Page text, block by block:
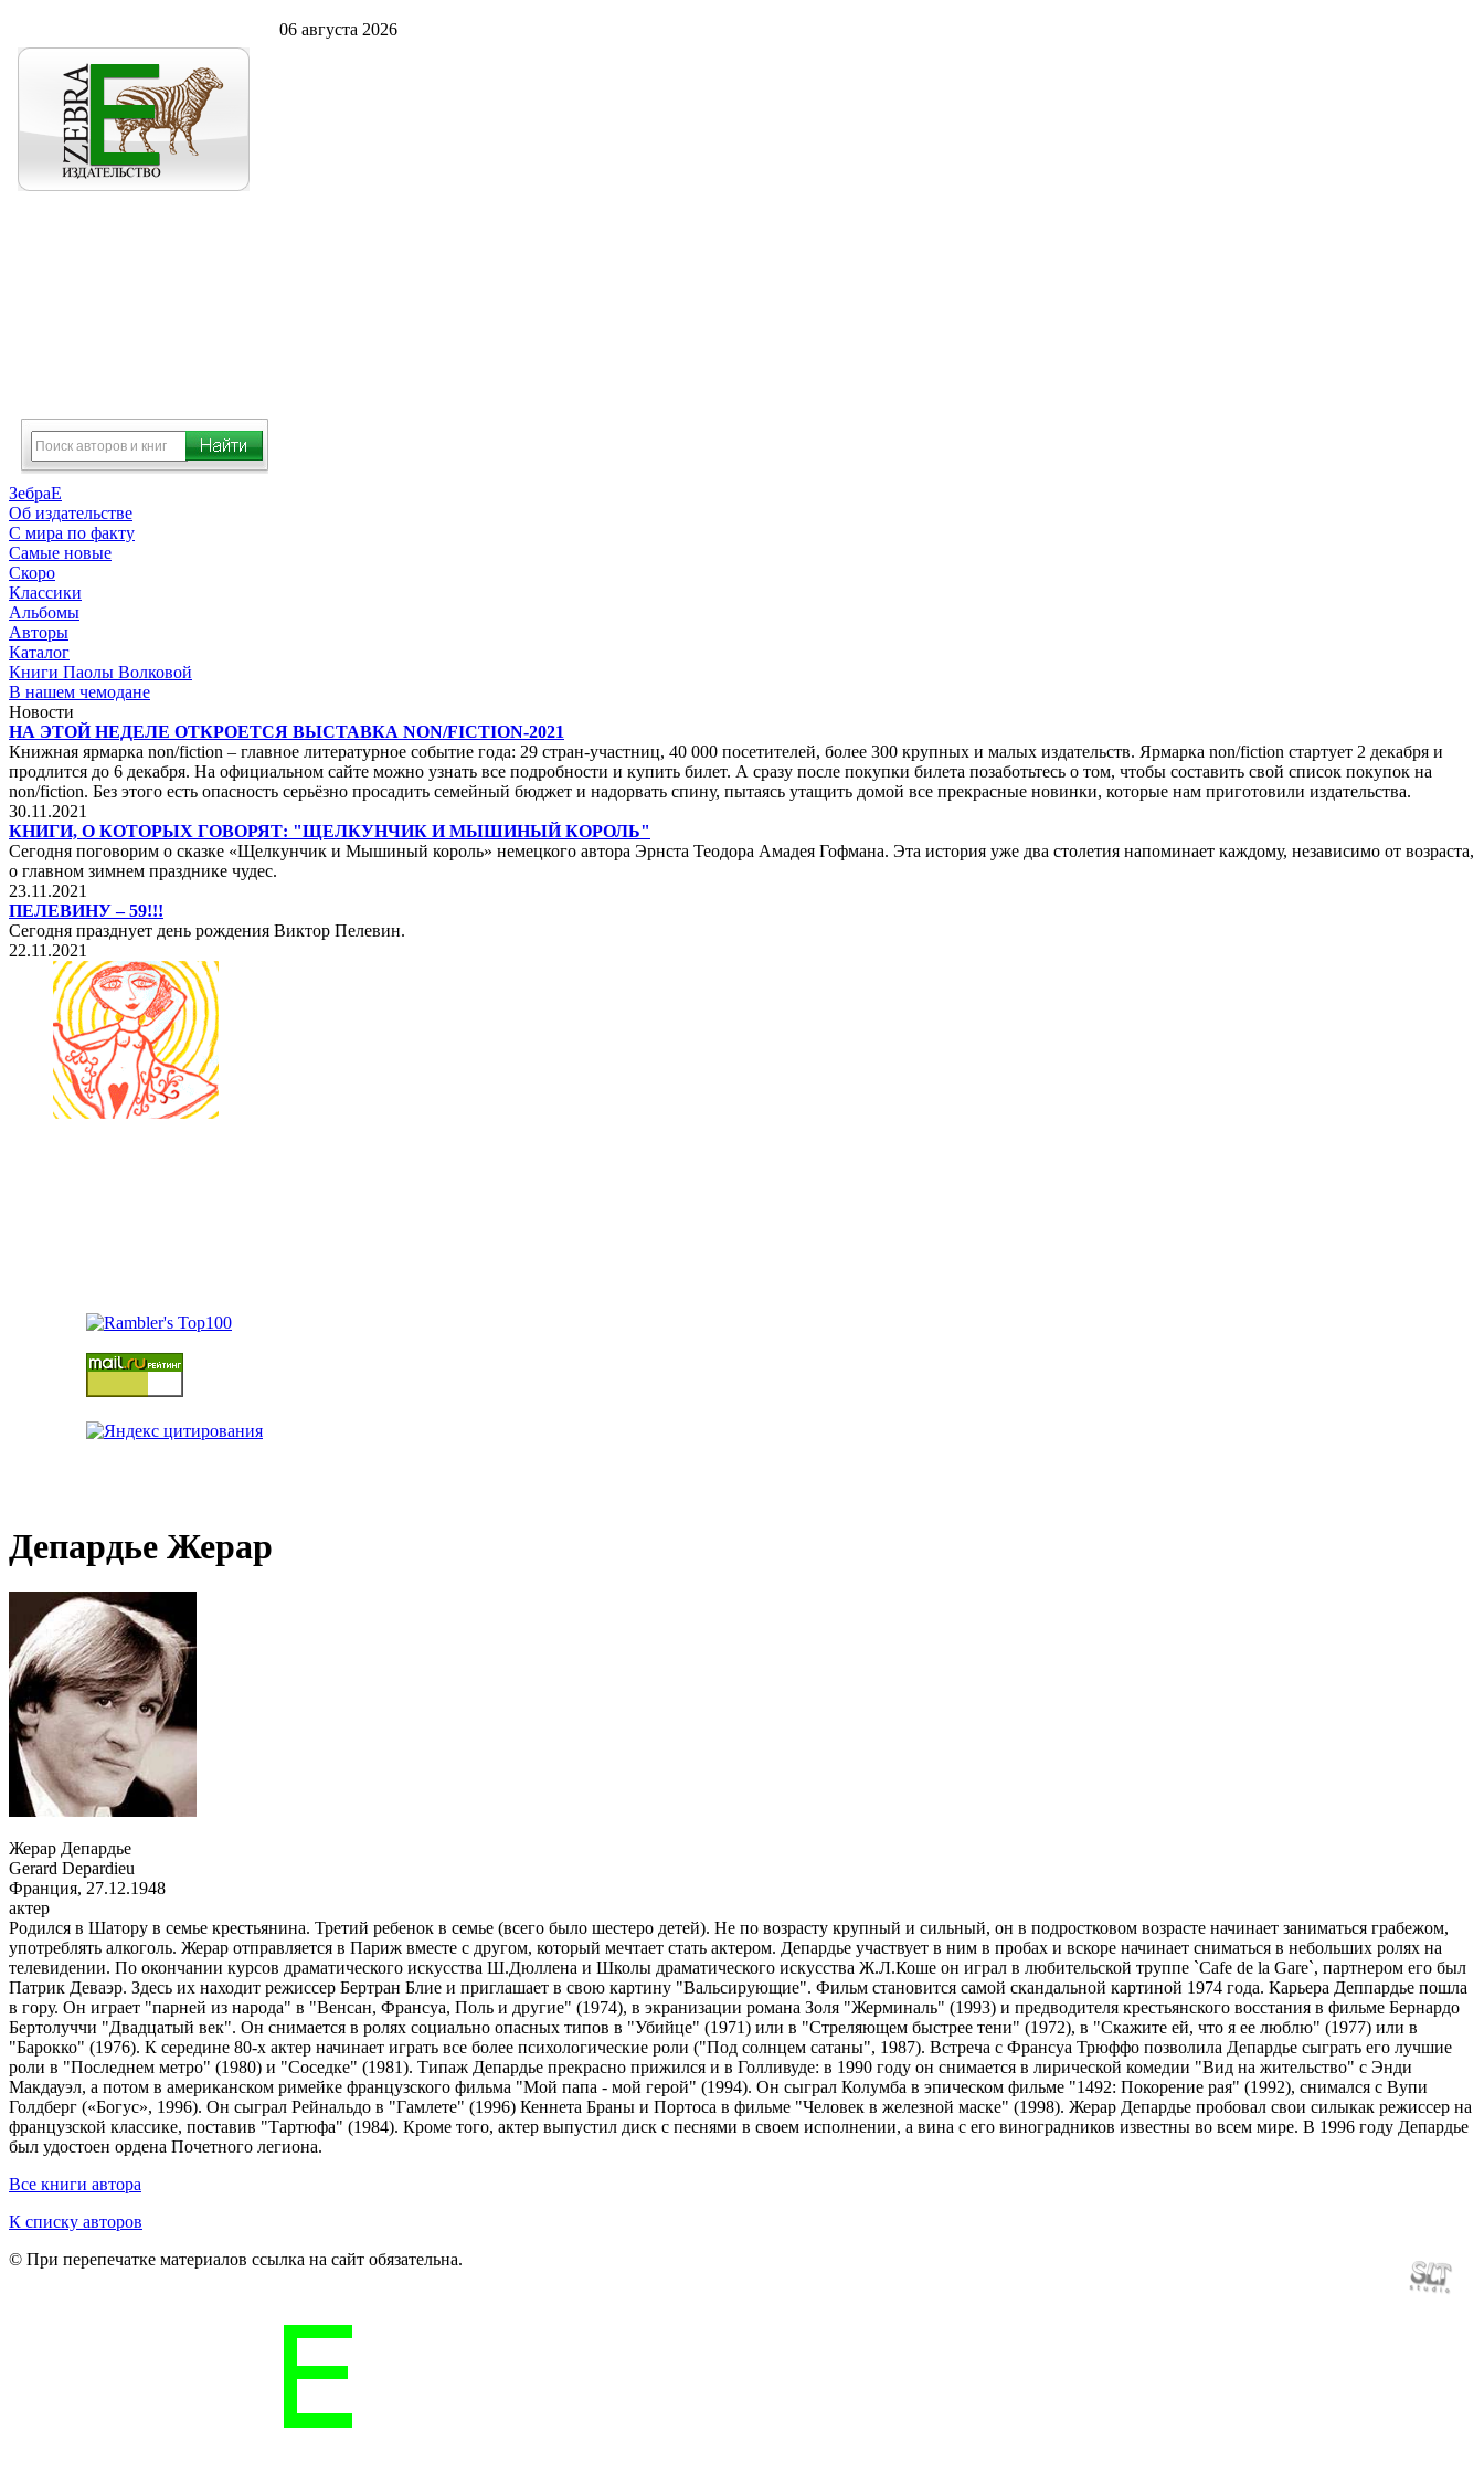
06 августа 2026
ЗебраЕ
Об издательстве
С мира по факту
Самые новые
Скоро
Классики
Альбомы
Авторы
Каталог
Книги Паолы Волковой
В нашем чемодане
Новости
НА ЭТОЙ НЕДЕЛЕ ОТКРОЕТСЯ ВЫСТАВКА NON/FICTION-2021
Книжная ярмарка non/fiction – главное литературное событие года: 29 стран-участниц, 40 000 посетителей, более 300 крупных и малых издательств. Ярмарка non/fiction стартует 2 декабря и
продлится до 6 декабря. На официальном сайте можно узнать все подробности и купить билет. А сразу после покупки билета позаботьтесь о том, чтобы составить свой список покупок на
non/fiction. Без этого есть опасность серьёзно просадить семейный бюджет и надорвать спину, пытаясь утащить домой все прекрасные новинки, которые нам приготовили издательства.
30.11.2021
КНИГИ, О КОТОРЫХ ГОВОРЯТ: "ЩЕЛКУНЧИК И МЫШИНЫЙ КОРОЛЬ"
Сегодня поговорим о сказке «Щелкунчик и Мышиный король» немецкого автора Эрнста Теодора Амадея Гофмана. Эта история уже два столетия напоминает каждому, независимо от возраста,
о главном зимнем празднике чудес.
23.11.2021
ПЕЛЕВИНУ – 59!!!
Сегодня празднует день рождения Виктор Пелевин.
22.11.2021
Депардье Жерар
Жерар Депардье
Gerard Depardieu
Франция, 27.12.1948
актер
Родился в Шатору в семье крестьянина. Третий ребенок в семье (всего было шестеро детей). Не по возрасту крупный и сильный, он в подростковом возрасте начинает заниматься грабежом,
употреблять алкоголь. Жерар отправляется в Париж вместе с другом, который мечтает стать актером. Депардье участвует в ним в пробах и вскоре начинает сниматься в небольших ролях на
телевидении. По окончании курсов драматического искусства Ш.Дюллена и Школы драматического искусства Ж.Л.Коше он играл в любительской труппе `Cafe de la Gare`, партнером его был
Патрик Деваэр. Здесь их находит режиссер Бертран Блие и приглашает в свою картину "Вальсирующие". Фильм становится самой скандальной картиной 1974 года. Карьера Деппардье пошла
в гору. Он играет "парней из народа" в "Венсан, Франсуа, Поль и другие" (1974), в экранизации романа Золя "Жерминаль" (1993) и предводителя крестьянского восстания в фильме Бернардо
Бертолуччи "Двадцатый век". Он снимается в ролях социально опасных типов в "Убийце" (1971) или в "Стреляющем быстрее тени" (1972), в "Скажите ей, что я ее люблю" (1977) или в
"Барокко" (1976). К середине 80-х актер начинает играть все более психологические роли ("Под солнцем сатаны", 1987). Встреча с Франсуа Трюффо позволила Депардье сыграть его лучшие
роли в "Последнем метро" (1980) и "Соседке" (1981). Типаж Депардье прекрасно прижился и в Голливуде: в 1990 году он снимается в лирической комедии "Вид на жительство" с Энди
Макдауэл, а потом в американском римейке французского фильма "Мой папа - мой герой" (1994). Он сыграл Колумба в эпическом фильме "1492: Покорение рая" (1992), снимался с Вупи
Голдберг («Богус», 1996). Он сыграл Рейнальдо в "Гамлете" (1996) Кеннета Браны и Портоса в фильме "Человек в железной маске" (1998). Жерар Депардье пробовал свои силыкак режиссер на
французской классике, поставив "Тартюфа" (1984). Кроме того, актер выпустил диск с песнями в своем исполнении, а вина с его виноградников известны во всем мире. В 1996 году Депардье
был удостоен ордена Почетного легиона.
Все книги автора
К списку авторов
© При перепечатке материалов ссылка на сайт обязательна.